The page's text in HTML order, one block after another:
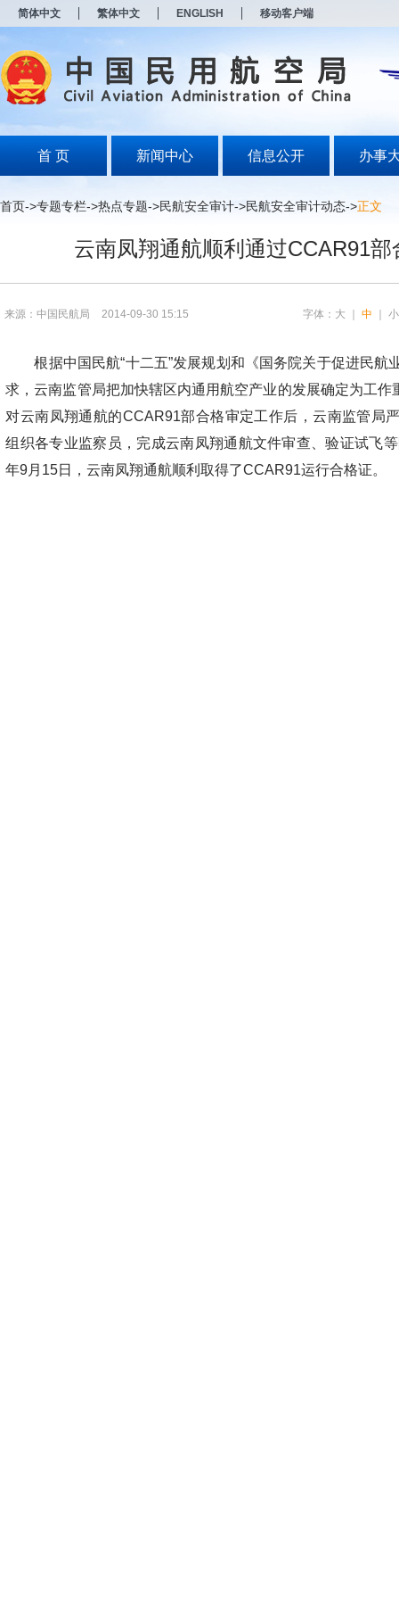
简体中文 繁体中文 ENGLISH 移动客户端
首 页 新闻中心 信息公开 办事
首页->专题专栏->热点专题->民航安全审计->民航安全审计动态->正文
云南凤翔通航顺利通过CCAR91部
来源：中国民航局 2014-09-30 15:15 字体： 大 ｜中 ｜小
根据中国民航“十二五”发展规划和《国务院关于促进民航
求，云南监管局把加快辖区内通用航空产业的发展确定为工作
对云南凤翔通航的CCAR91部合格审定工作后，云南监管局
组织各专业监察员，完成云南凤翔通航文件审查、验证试飞
年9月15日，云南凤翔通航顺利取得了CCAR91运行合格证。
打
开
无
障
说
按
Alt
开